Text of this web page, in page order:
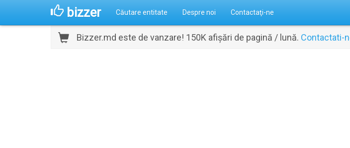
bizzer Căutare entitate Despre noi Contactaţi-ne
Bizzer.md este de vanzare! 150K afișări de pagină / lună. Contactati-